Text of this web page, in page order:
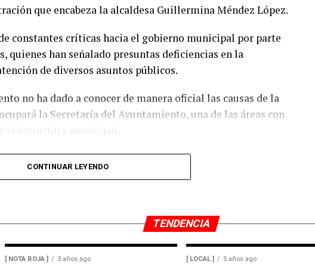
que el Gobierno Federal intervenga y analice opciones
preservar una de las principales fuentes de empleo de la
la UNPCA, el cierre del Ingenio San Pedro representa un
mil millones de pesos, cifra que amenaza con afectar de
que encabeza la alcaldesa Guillermina Méndez López.
constantes críticas hacia el gobierno municipal por parte
quienes han señalado presuntas deficiencias en la
de diversos asuntos públicos.
no ha dado a conocer de manera oficial las causas de la
la Secretaría del Ayuntamiento, una de las áreas con
el gobierno municipal emita una postura oficial sobre la
CONTINUAR LEYENDO
TENDENCIA
[ NOTA ROJA ] 3 años ago [ LOCAL ] 5 años ago